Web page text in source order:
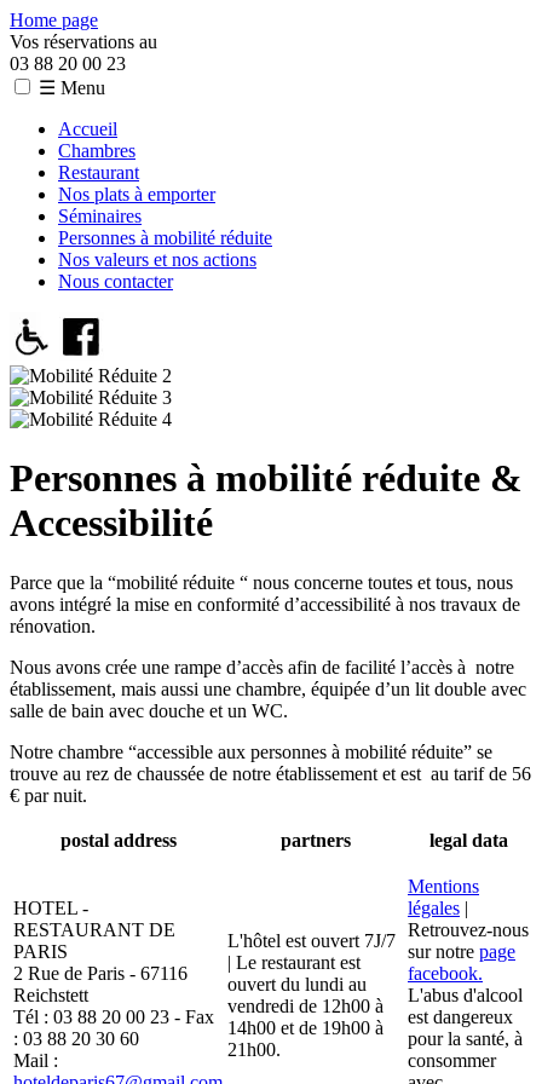
Home page
Vos réservations au
03 88 20 00 23
☰ Menu
Accueil
Chambres
Restaurant
Nos plats à emporter
Séminaires
Personnes à mobilité réduite
Nos valeurs et nos actions
Nous contacter
Personnes à mobilité réduite &
Accessibilité
Parce que la “mobilité réduite “ nous concerne toutes et tous, nous
avons intégré la mise en conformité d’accessibilité à nos travaux de
rénovation.
Nous avons crée une rampe d’accès afin de facilité l’accès à notre
établissement, mais aussi une chambre, équipée d’un lit double avec
salle de bain avec douche et un WC.
Notre chambre “accessible aux personnes à mobilité réduite” se
trouve au rez de chaussée de notre établissement et est au tarif de 56
€ par nuit.
postal address partners legal data
HOTEL -
RESTAURANT DE
PARIS
2 Rue de Paris - 67116
Reichstett
Tél : 03 88 20 00 23 - Fax
: 03 88 20 30 60
Mail :
L'hôtel est ouvert 7J/7
| Le restaurant est
ouvert du lundi au
vendredi de 12h00 à
14h00 et de 19h00 à
21h00.
Mentions
légales |
Retrouvez-nous
sur notre page
facebook.
L'abus d'alcool
est dangereux
pour la santé, à
consommer